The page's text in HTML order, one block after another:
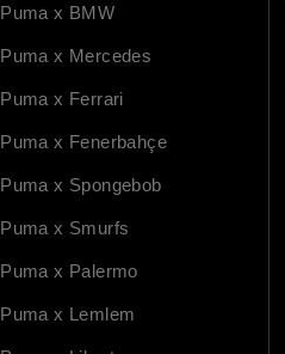
Puma x BMW
Puma x Mercedes
Puma x Ferrari
Puma x Fenerbahçe
Puma x Spongebob
Puma x Smurfs
Puma x Palermo
Puma x Lemlem